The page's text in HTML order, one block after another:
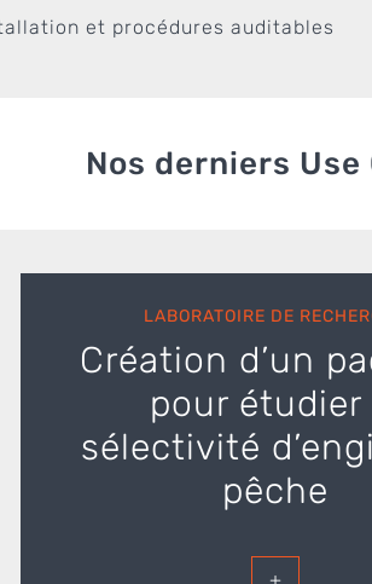
et procédures auditables
Nos derniers Use
LABORATOIRE DE
Création d’un
pour étudier
sélectivité
pêche